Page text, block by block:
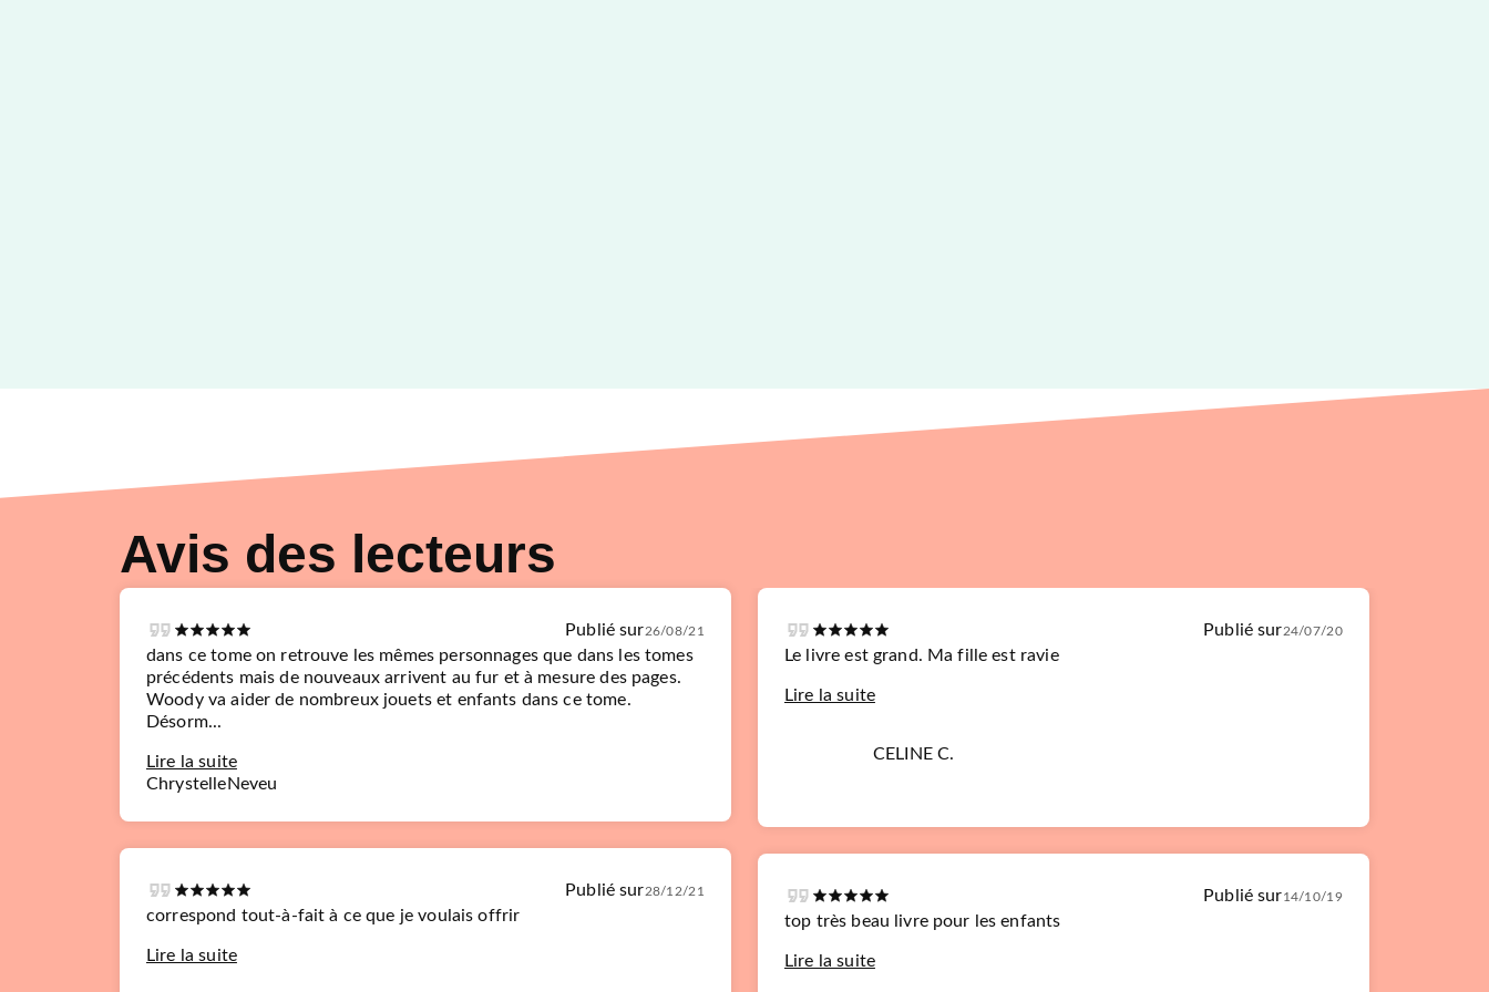
Avis des lecteurs
Publié sur26/08/21
dans ce tome on retrouve les mêmes personnages que dans les tomes
précédents mais de nouveaux arrivent au fur et à mesure des pages.
Woody va aider de nombreux jouets et enfants dans ce tome.
Désorm...
Lire la suite
ChrystelleNeveu
Publié sur28/12/21
correspond tout-à-fait à ce que je voulais offrir
Lire la suite
Publié sur24/07/20
Le livre est grand. Ma fille est ravie
Lire la suite
CELINE C.
Publié sur14/10/19
top très beau livre pour les enfants
Lire la suite